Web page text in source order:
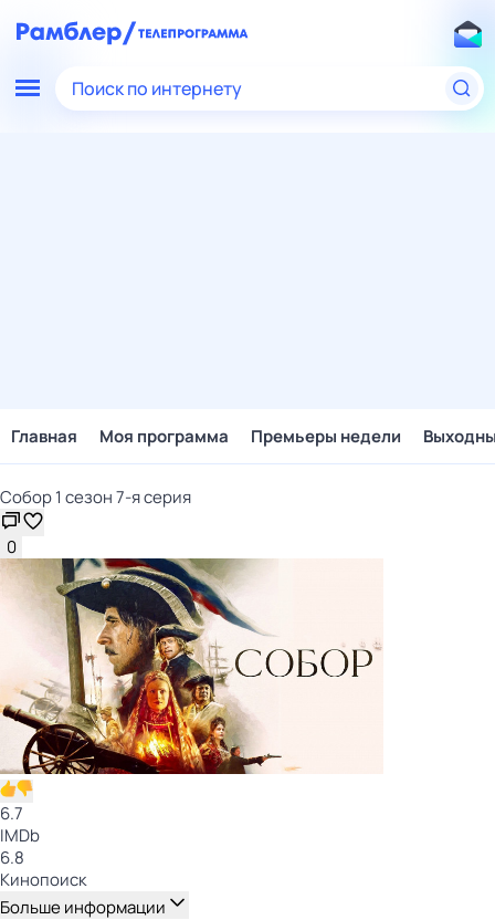
Поиск по интернету
Главная Моя программа Премьеры недели
Собор 1 сезон 7-я серия
0
6.7
IMDb
6.8
Кинопоиск
Больше информации